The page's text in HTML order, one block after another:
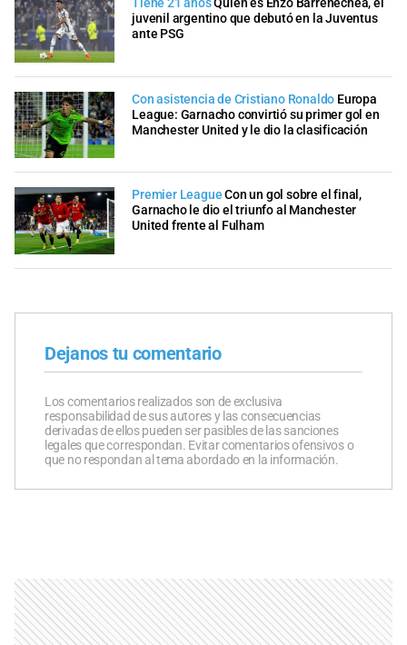
Tiene 21 añosQuién es Enzo Barrenechea, el
juvenil argentino que debutó en la Juventus
ante PSG
Con asistencia de Cristiano Ronaldo Europa
League: Garnacho convirtió su primer gol en
Manchester United y le dio la clasificación
Premier LeagueCon un gol sobre el final,
Garnacho le dio el triunfo al Manchester
United frente al Fulham
Dejanos tu comentario
Los comentarios realizados son de exclusiva
responsabilidad de sus autores y las consecuencias
derivadas de ellos pueden ser pasibles de las sanciones
legales que correspondan. Evitar comentarios ofensivos o
que no respondan al tema abordado en la información.